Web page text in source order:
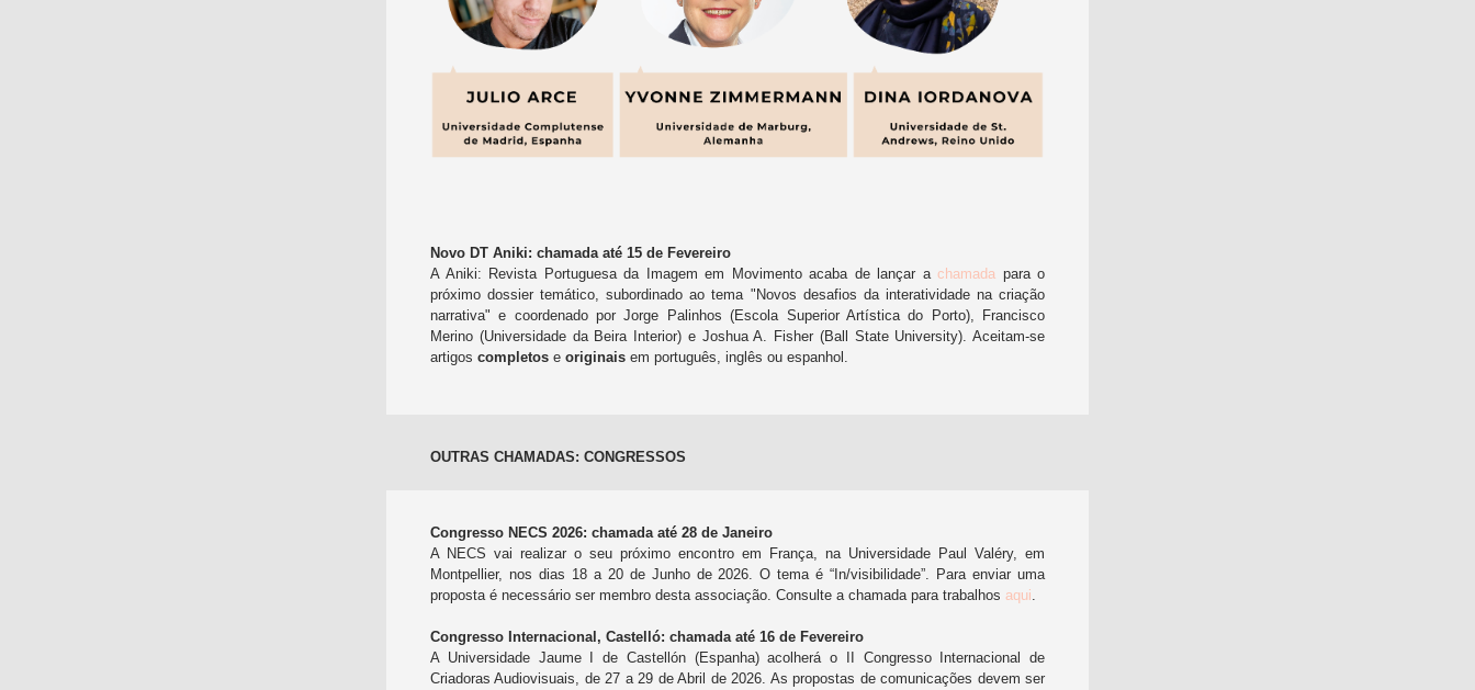
Novo DT Aniki: chamada até 15 de Fevereiro
A Aniki: Revista Portuguesa da Imagem em Movimento acaba de lançar a chamada para o
próximo dossier temático, subordinado ao tema "Novos desafios da interatividade na criação
narrativa" e coordenado por Jorge Palinhos (Escola Superior Artística do Porto), Francisco
Merino (Universidade da Beira Interior) e Joshua A. Fisher (Ball State University). Aceitam-se
artigos completos e originais em português, inglês ou espanhol.
OUTRAS CHAMADAS: CONGRESSOS
Congresso NECS 2026: chamada até 28 de Janeiro
A NECS vai realizar o seu próximo encontro em França, na Universidade Paul Valéry, em
Montpellier, nos dias 18 a 20 de Junho de 2026. O tema é “In/visibilidade”. Para enviar uma
proposta é necessário ser membro desta associação. Consulte a chamada para trabalhos aqui.
Congresso Internacional, Castelló: chamada até 16 de Fevereiro
A Universidade Jaume I de Castellón (Espanha) acolherá o II Congresso Internacional de
Criadoras Audiovisuais, de 27 a 29 de Abril de 2026. As propostas de comunicações devem ser